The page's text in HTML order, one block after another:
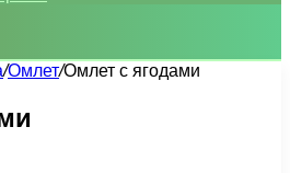
/Омлет/Омлет с ягодами